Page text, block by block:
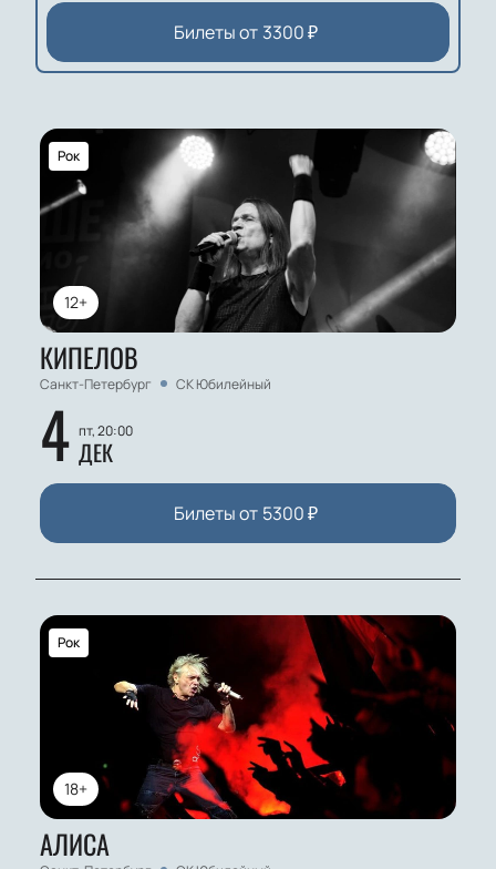
Билеты от 3300₽
12+
Рок
КИПЕЛОВ
Санкт-Петербург СК Юбилейный
4 пт, 20:00
ДЕК
Билеты от 5300₽
18+
Рок
АЛИСА